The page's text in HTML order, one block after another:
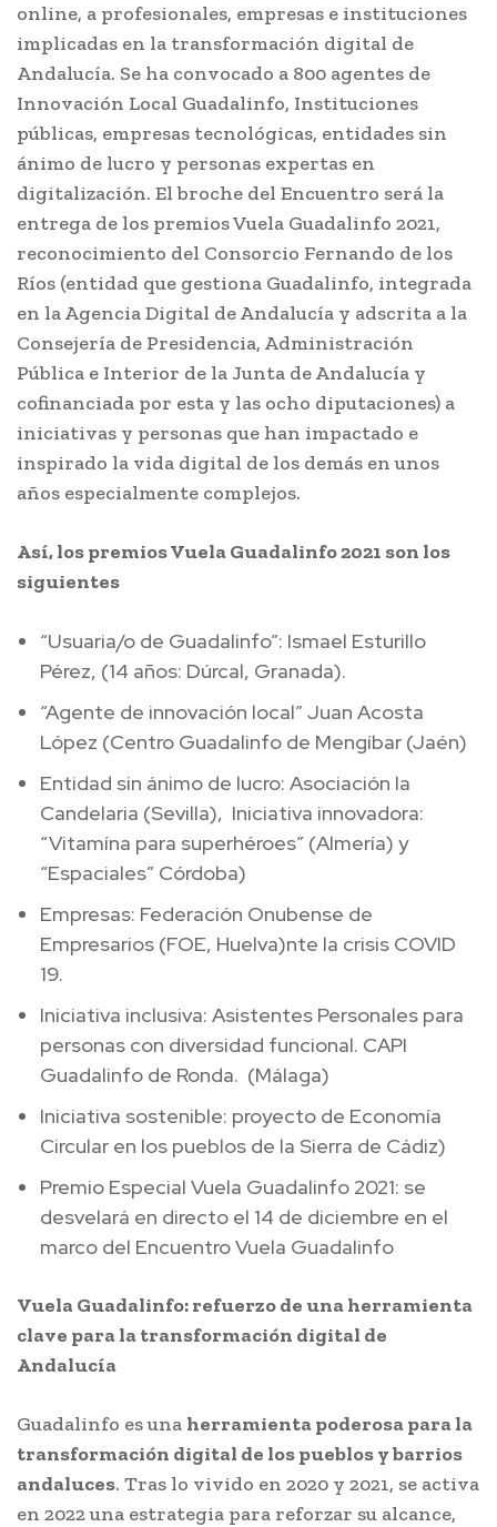
online, a profesionales, empresas e instituciones
implicadas en la transformación digital de
Andalucía. Se ha convocado a 800 agentes de
Innovación Local Guadalinfo, Instituciones
públicas, empresas tecnológicas, entidades sin
ánimo de lucro y personas expertas en
digitalización. El broche del Encuentro será la
entrega de los premios Vuela Guadalinfo 2021,
reconocimiento del Consorcio Fernando de los
Ríos (entidad que gestiona Guadalinfo, integrada
en la Agencia Digital de Andalucía y adscrita a la
Consejería de Presidencia, Administración
Pública e Interior de la Junta de Andalucía y
cofinanciada por esta y las ocho diputaciones) a
iniciativas y personas que han impactado e
inspirado la vida digital de los demás en unos
años especialmente complejos.
Así, los premios Vuela Guadalinfo 2021 son los
siguientes
“Usuaria/o de Guadalinfo”: Ismael Esturillo
Pérez, (14 años: Dúrcal, Granada).
“Agente de innovación local” Juan Acosta
López (Centro Guadalinfo de Mengíbar (Jaén)
Entidad sin ánimo de lucro: Asociación la
Candelaria (Sevilla), Iniciativa innovadora:
“Vitamína para superhéroes” (Almería) y
“Espaciales” Córdoba)
Empresas: Federación Onubense de
Empresarios (FOE, Huelva)nte la crisis COVID
19.
Iniciativa inclusiva: Asistentes Personales para
personas con diversidad funcional. CAPI
Guadalinfo de Ronda. (Málaga)
Iniciativa sostenible: proyecto de Economía
Circular en los pueblos de la Sierra de Cádiz)
Premio Especial Vuela Guadalinfo 2021: se
desvelará en directo el 14 de diciembre en el
marco del Encuentro Vuela Guadalinfo
Vuela Guadalinfo: refuerzo de una herramienta
clave para la transformación digital de
Andalucía
Guadalinfo es una herramienta poderosa para la
transformación digital de los pueblos y barrios
andaluces. Tras lo vivido en 2020 y 2021, se activa
en 2022 una estrategia para reforzar su alcance,